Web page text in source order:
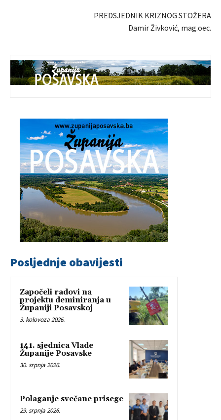
PREDSJEDNIK KRIZNOG STOŽERA
Damir Živković, mag.oec.
Posljednje obavijesti
Započeli radovi na
projektu deminiranja u
Županiji Posavskoj
3. kolovoza 2026.
141. sjednica Vlade
Županije Posavske
30. srpnja 2026.
Polaganje svečane prisege
29. srpnja 2026.